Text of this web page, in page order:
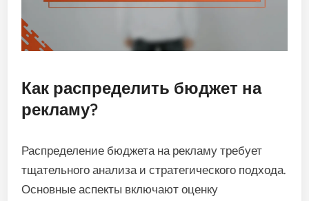
Как распределить бюджет на
рекламу?
Распределение бюджета на рекламу требует
тщательного анализа и стратегического подхода.
Основные аспекты включают оценку